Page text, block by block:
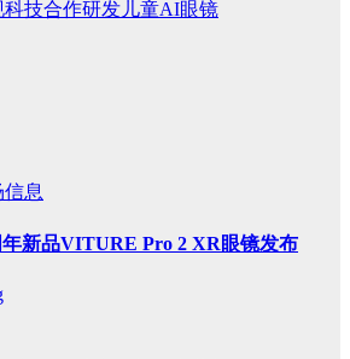
技合作研发儿童AI眼镜
信息
新品VITURE Pro 2 XR眼镜发布